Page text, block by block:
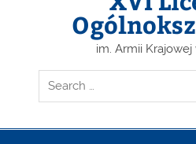
im. Armii Krajowej